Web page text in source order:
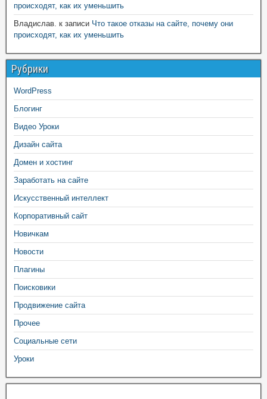
происходят, как их уменьшить
Владислав. к записи Что такое отказы на сайте, почему они
происходят, как их уменьшить
Рубрики
WordPress
Блогинг
Видео Уроки
Дизайн сайта
Домен и хостинг
Заработать на сайте
Искусственный интеллект
Корпоративный сайт
Новичкам
Новости
Плагины
Поисковики
Продвижение сайта
Прочее
Социальные сети
Уроки